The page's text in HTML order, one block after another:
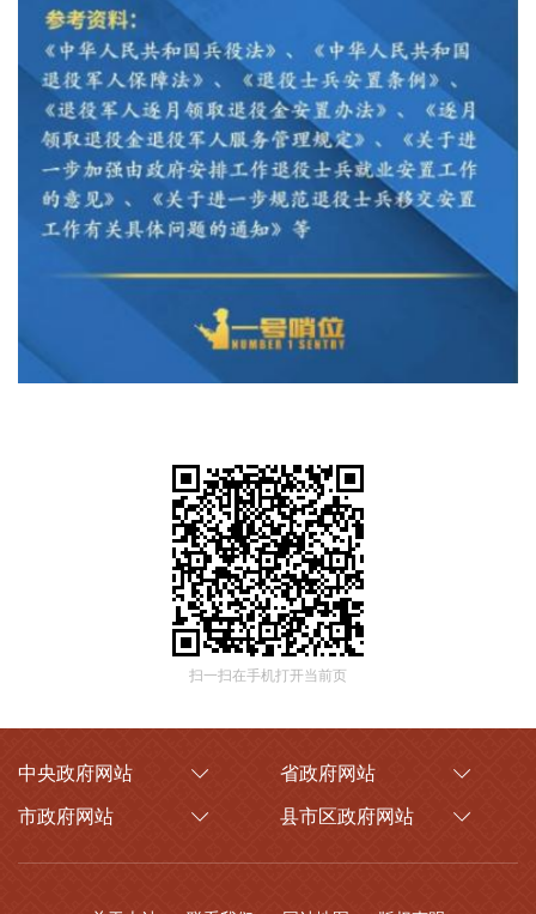
扫一扫在手机打开当前页
中央政府网站 省政府网站
市政府网站 县市区政府网站